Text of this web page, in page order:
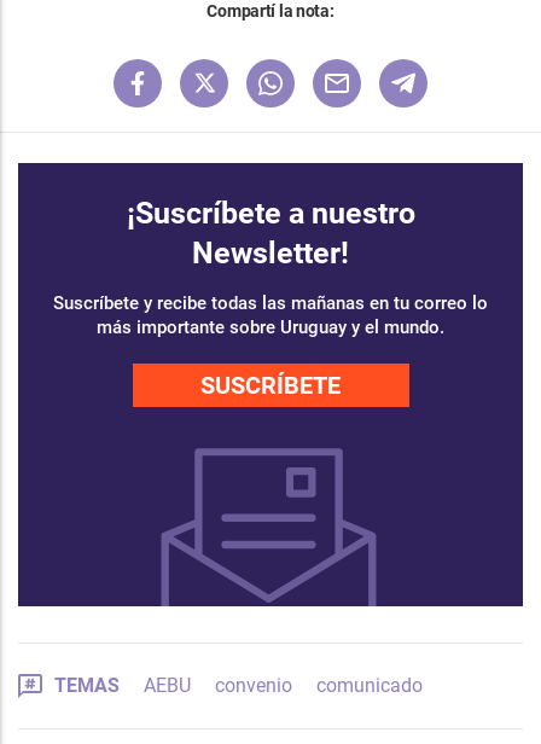
Compartí la nota:
¡Suscríbete a nuestro
Newsletter!
Suscríbete y recibe todas las mañanas en tu correo lo
más importante sobre Uruguay y el mundo.
SUSCRÍBETE
TEMAS AEBU convenio comunicado